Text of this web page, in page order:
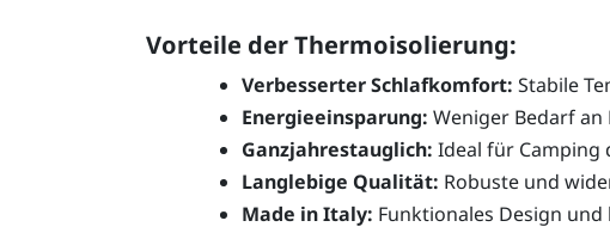
Vorteile der Thermoisolierung:
Verbesserter Schlafkomfort: Stabile
Energieeinsparung: Weniger Bedarf
Ganzjahrestauglich: Ideal für Camping
Langlebige Qualität: Robuste und
Made in Italy: Funktionales Design